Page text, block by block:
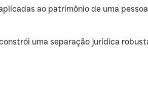
ao patrimônio de uma
uma separação jurídica